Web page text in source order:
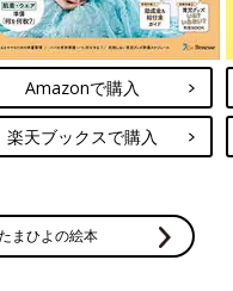
に頼らず、いろいろなア
するといいでしょう。
取材・文／東裕美、ひよ
入所控え？保育園の利
。そこには思わぬデメ
Amazonで購入
楽天ブックスで購入
まひよの絵本